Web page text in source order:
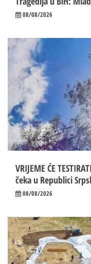
08/08/2026
VRIJEME ĆE
čeka u Republici
08/08/2026